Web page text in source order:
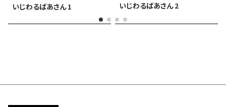
いじわるばあさん 1 いじわるばあさん 2